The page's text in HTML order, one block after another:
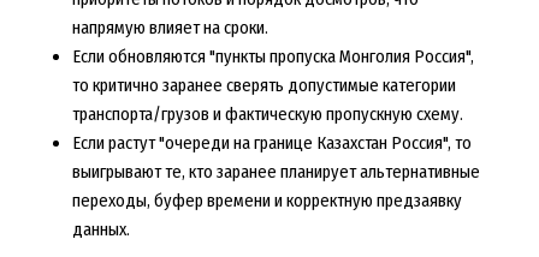
напрямую влияет на сроки.
Если обновляются "пункты пропуска Монголия Россия",
то критично заранее сверять допустимые категории
транспорта/грузов и фактическую пропускную схему.
Если растут "очереди на границе Казахстан Россия", то
выигрывают те, кто заранее планирует альтернативные
переходы, буфер времени и корректную предзаявку
данных.